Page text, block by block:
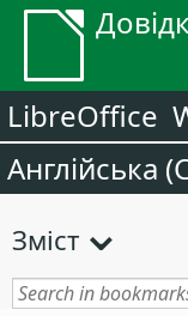
LibreOffice
Англійська
Зміст